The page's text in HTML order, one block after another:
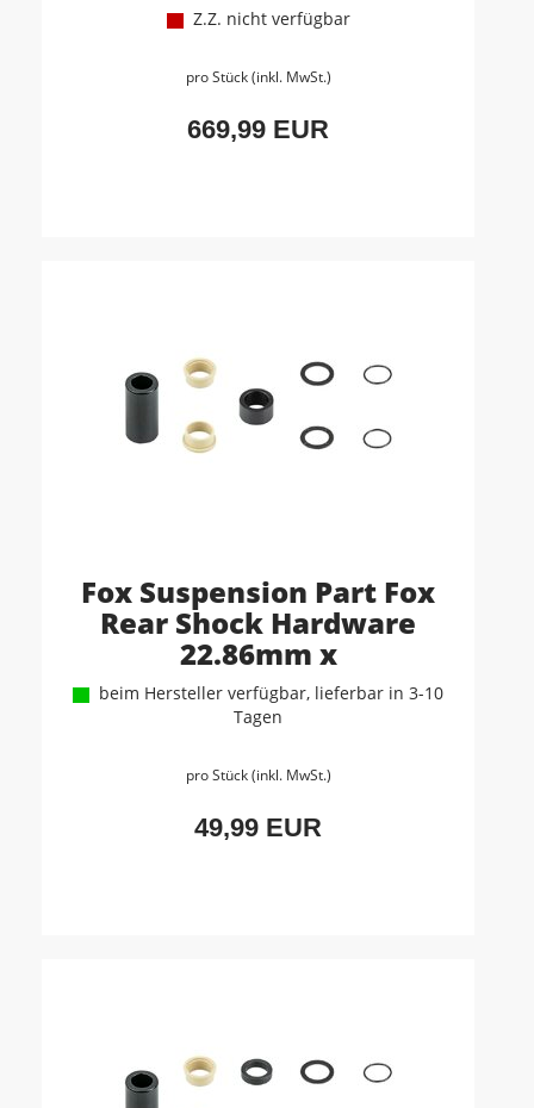
Z.Z. nicht verfügbar
pro Stück (inkl. MwSt.)
669,99 EUR
Fox Suspension Part Fox
Rear Shock Hardware
22.86mm x
beim Hersteller verfügbar, lieferbar in 3-10
Tagen
pro Stück (inkl. MwSt.)
49,99 EUR